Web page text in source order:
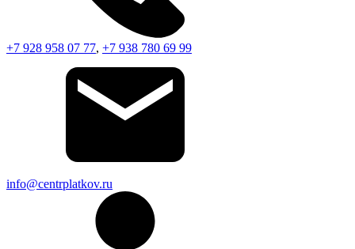
+7 928 958 07 77, +7 938 780 69 99
info@centrplatkov.ru